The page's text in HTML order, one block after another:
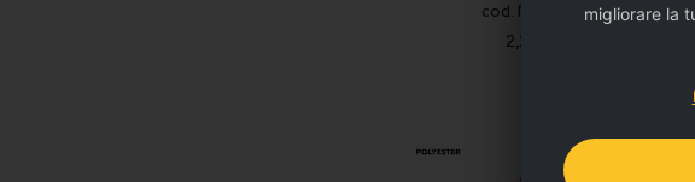
cod. MK21639
2,268 €
migliorare la